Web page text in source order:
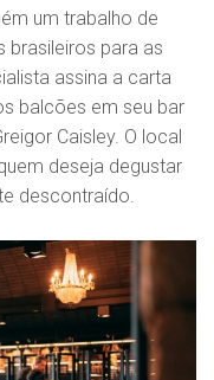
um trabalho de
brasileiros para as
assina a carta
balcões em seu bar
Caisley. O local
deseja degustar
descontraído.